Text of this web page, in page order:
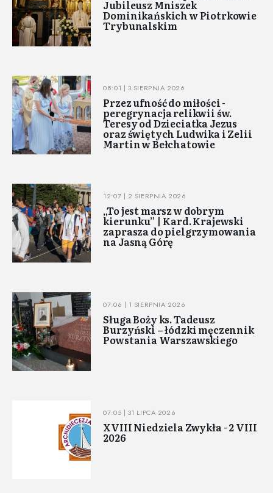
Jubileusz Mniszek
Dominikańskich w Piotrkowie
Trybunalskim
08:01 | 3 SIERPNIA 2026
Przez ufność do miłości -
peregrynacja relikwii św.
Teresy od Dzieciatka Jezus
oraz świętych Ludwika i Zelii
Martin w Bełchatowie
12:07 | 2 SIERPNIA 2026
„To jest marsz w dobrym
kierunku” | Kard. Krajewski
zaprasza do pielgrzymowania
na Jasną Górę
07:06 | 1 SIERPNIA 2026
Sługa Boży ks. Tadeusz
Burzyński – łódzki męczennik
Powstania Warszawskiego
07:05 | 31 LIPCA 2026
XVIII Niedziela Zwykła - 2 VIII
2026